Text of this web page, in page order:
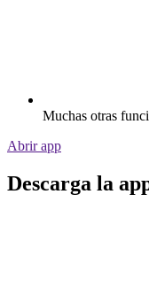
Muchas otras
Abrir app
Descarga la